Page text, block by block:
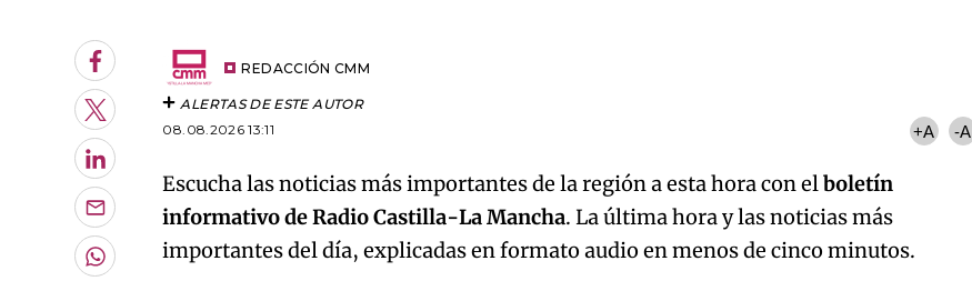
Facebook
Twitter
LinkedIn
Enviar
por
Email
Whatsapp
REDACCIÓN CMM
ALERTAS DE ESTE AUTOR
08.08.2026 13:11
+A -A
Escucha las noticias más importantes de la región a esta hora con elboletín
informativo de Radio Castilla-La Mancha. La última hora y las noticias más
importantes del día, explicadas en formato audio en menos de cinco minutos.